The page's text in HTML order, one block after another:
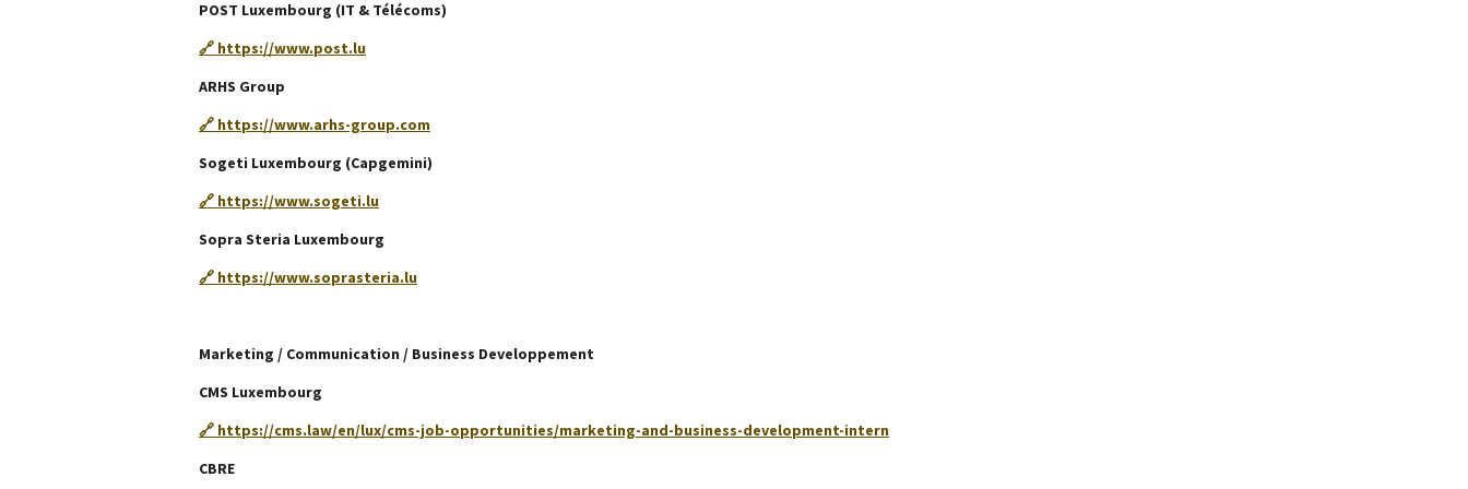
POST Luxembourg (IT & Télécoms)
🔗 https://www.post.lu
ARHS Group
🔗 https://www.arhs-group.com
Sogeti Luxembourg (Capgemini)
🔗 https://www.sogeti.lu
Sopra Steria Luxembourg
🔗 https://www.soprasteria.lu
Marketing / Communication / Business Developpement
CMS Luxembourg
🔗 https://cms.law/en/lux/cms-job-opportunities/marketing-and-business-development-intern
CBRE